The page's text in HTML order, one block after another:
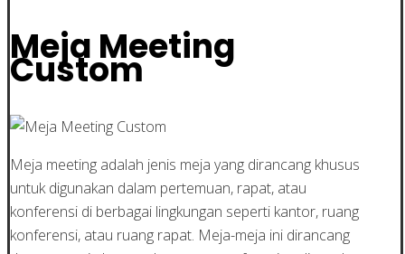
Meja Meeting
Custom
Meja meeting adalah jenis meja yang dirancang khusus
untuk digunakan dalam pertemuan, rapat, atau
konferensi di berbagai lingkungan seperti kantor, ruang
konferensi, atau ruang rapat. Meja-meja ini dirancang